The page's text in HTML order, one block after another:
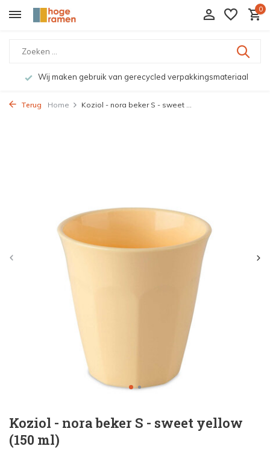
0
Wij maken gebruik van gerecycled verpakkingsmateriaal
Terug Home Koziol - nora beker S - sweet ...
Koziol - nora beker S - sweet yellow
(150 ml)